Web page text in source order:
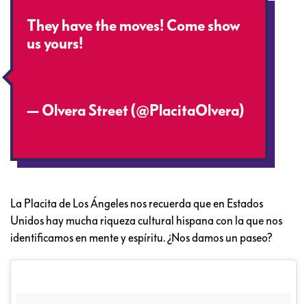
They have the moves! Come show
us yours!
— Olvera Street (@PlacitaOlvera)
La Placita de Los Ángeles nos recuerda que en Estados
Unidos hay mucha riqueza cultural hispana con la que nos
identificamos en mente y espíritu. ¿Nos damos un paseo?